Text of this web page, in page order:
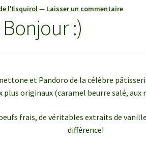
l'Esquirol— Laisser un commentaire
:)
et Pandoro de la célèbre
plus originaux (caramel beurre salé, aux
frais, de véritables extraits de
différence!